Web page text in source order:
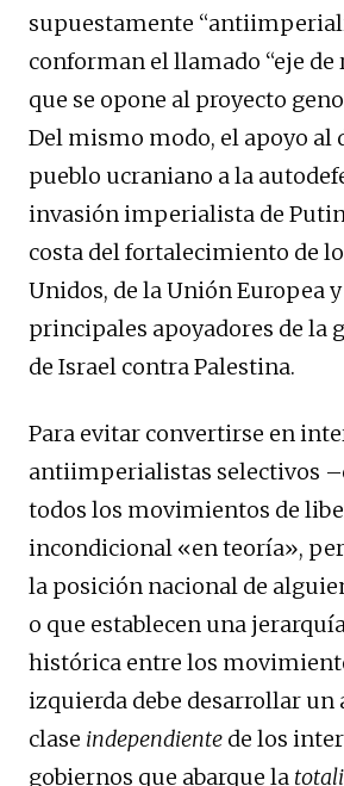
supuestamente
conforman el llamado “eje de
que se opone al proyecto
Del mismo modo, el apoyo al
pueblo ucraniano a la
invasión imperialista de
costa del fortalecimiento de
Unidos, de la Unión Europea y
principales apoyadores de la
de Israel contra Palestina.
Para evitar convertirse en
antiimperialistas selectivos
todos los movimientos de
incondicional «en teoría»,
la posición nacional de
o que establecen una
histórica entre los
izquierda debe desarrollar un
clase independiente de los
gobiernos que abarque la